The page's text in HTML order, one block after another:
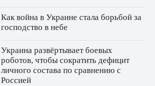
Как война в Украине стала борьбой за
господство в небе
Украина развёртывает боевых
роботов, чтобы сократить дефицит
личного состава по сравнению с
Россией